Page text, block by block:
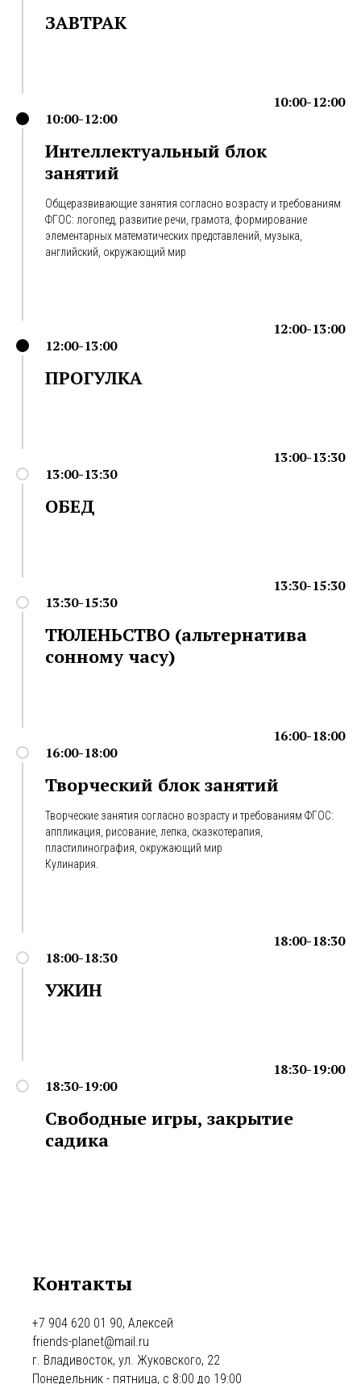
ЗАВТРАК
10:00-12:00
10:00-12:00
Интеллектуальный блок
занятий
Общеразвивающие занятия согласно возрасту и требованиям
ФГОС: логопед, развитие речи, грамота, формирование
элементарных математических представлений, музыка,
английский, окружающий мир
12:00-13:00
12:00-13:00
ПРОГУЛКА
13:00-13:30
13:00-13:30
ОБЕД
13:30-15:30
13:30-15:30
ТЮЛЕНЬСТВО (альтернатива
сонному часу)
16:00-18:00
16:00-18:00
Творческий блок занятий
Творческие занятия согласно возрасту и требованиям ФГОС:
аппликация, рисование, лепка, сказкотерапия,
пластилинография, окружающий мир
Кулинария.
18:00-18:30
18:00-18:30
УЖИН
18:30-19:00
18:30-19:00
Свободные игры, закрытие
садика
Контакты
+7 904 620 01 90, Алексей
friends-planet@mail.ru
г. Владивосток, ул. Жуковского, 22
Понедельник - пятница, с 8:00 до 19:00